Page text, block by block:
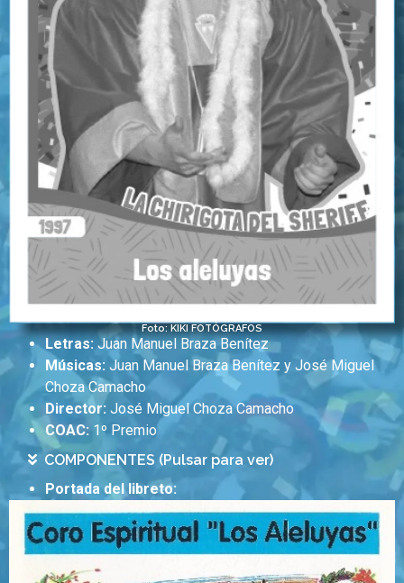
Foto: KIKI FOTÓGRAFOS
Letras:Juan Manuel Braza Benítez
Músicas: Juan Manuel Braza Benítez y José Miguel
Choza Camacho
Director: José Miguel Choza Camacho
COAC: 1º Premio
COMPONENTES (Pulsar para ver)
Portada del libreto: